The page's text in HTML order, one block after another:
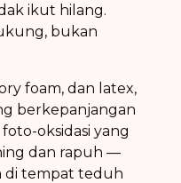
ikut hilang.
bukan
foam, dan latex,
berkepanjangan
oksidasi yang
dan rapuh —
di tempat teduh